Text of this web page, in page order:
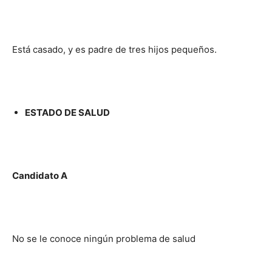
Está casado, y es padre de tres hijos pequeños.
ESTADO DE SALUD
Candidato A
No se le conoce ningún problema de salud